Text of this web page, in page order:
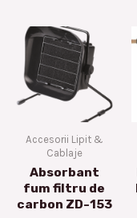
Accesorii Lipit &
Cablaje
Absorbant
fum filtru de
carbon ZD-153